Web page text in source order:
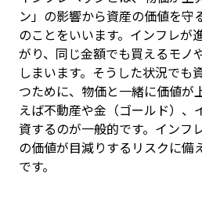
ン」の影響から資産の価値を守
のことをいいます。インフレが
がり、同じ金額でも買えるモノ
しまいます。そうした状況でも
つために、物価と一緒に価値が
えば不動産や金（ゴールド）、
資するのが一般的です。インフ
の価値が目減りするリスクに備
です。